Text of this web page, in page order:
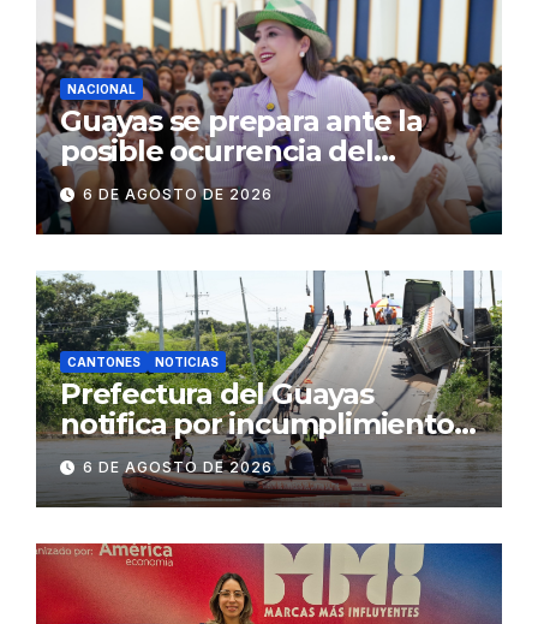
NACIONAL
Guayas se prepara ante la
posible ocurrencia del
fenómeno de El Niño:
Gobierno Nacional capacita a
2.500 jóvenes
6 DE AGOSTO DE 2026
CANTONES NOTICIAS
Prefectura del Guayas
notifica por incumplimiento
contractual a la
Concesionaria CONORTE y
exige celeridad en
desmontaje del puente
Gonzalo Icaza Cornejo, en
Daule
6 DE AGOSTO DE 2026